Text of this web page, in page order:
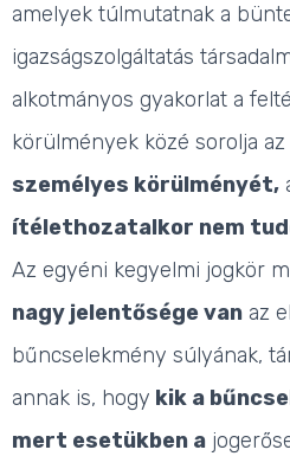
amelyek túlmutatnak a
igazságszolgáltatás
alkotmányos gyakorlat a
körülmények közé sorolja az
személyes körülményét,
ítélethozatalkor nem
Az egyéni kegyelmi jogkör
nagy jelentősége van az
bűncselekmény súlyának,
annak is, hogy kik a
mert esetükben a